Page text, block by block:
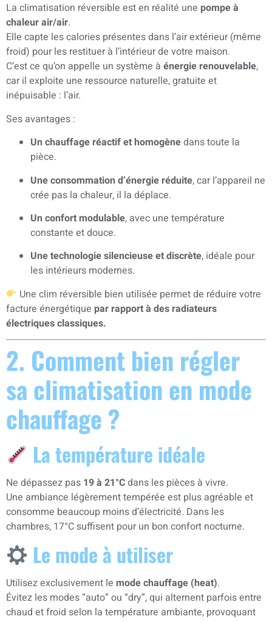
La climatisation réversible est en réalité une pompe à
chaleur air/air.
Elle capte les calories présentes dans l’air extérieur (même
froid) pour les restituer à l’intérieur de votre maison.
C’est ce qu’on appelle un système à énergie renouvelable,
car il exploite une ressource naturelle, gratuite et
inépuisable : l’air.
Ses avantages :
Un chauffage réactif et homogènedans toute la
pièce.
Une consommation d’énergie réduite, car l’appareil ne
crée pas la chaleur, il la déplace.
Un confort modulable, avec une température
constante et douce.
Une technologie silencieuse et discrète, idéale pour
les intérieurs modernes.
Une clim réversible bien utilisée permet de réduire votre
facture énergétique par rapport à des radiateurs
électriques classiques.
2. Comment bien régler
sa climatisation en mode
chauffage ?
La température idéale
Ne dépassez pas 19 à 21°Cdans les pièces à vivre.
Une ambiance légèrement tempérée est plus agréable et
consomme beaucoup moins d’électricité. Dans les
chambres, 17°C suffisent pour un bon confort nocturne.
Le mode à utiliser
Utilisez exclusivement le mode chauffage (heat).
Évitez les modes “auto” ou “dry”, qui alternent parfois entre
chaud et froid selon la température ambiante, provoquant